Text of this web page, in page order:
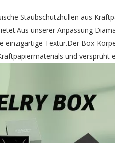
Staubschutzhüllen aus
unserer Anpassung
Textur.Der Box-
und versprüht